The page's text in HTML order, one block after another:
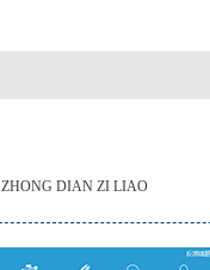
ZHONG DIAN ZI LIAO